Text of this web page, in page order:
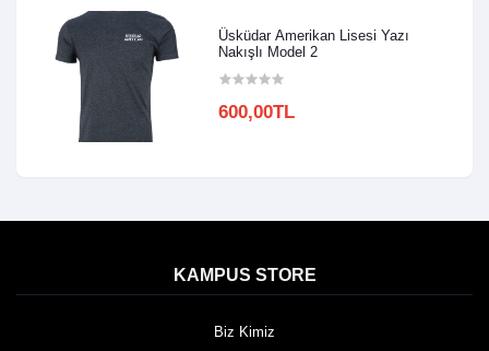
Üsküdar Amerikan Lisesi Yazı
Nakışlı Model 2
600,00TL
KAMPUS STORE
Biz Kimiz